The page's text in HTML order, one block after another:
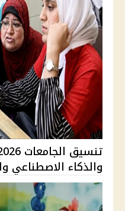
والذكاء الاصطناعي